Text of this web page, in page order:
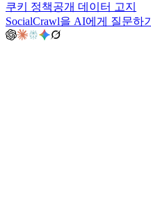
쿠키 정책공개 데이터 고지
SocialCrawl을 AI에게 질문하기